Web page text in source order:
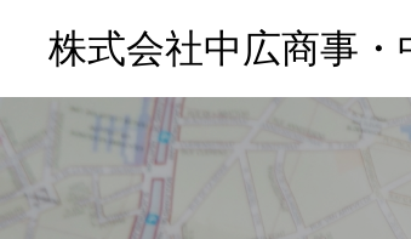
株式会社中広商事・